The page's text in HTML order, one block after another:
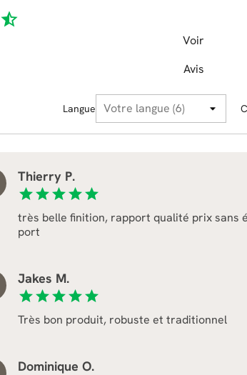
star_half
Voir
Avis
Langue
Thierry P.
starstarstarstarstar
très belle finition, rapport qualité prix sans
port
Jakes M.
starstarstarstarstar
Très bon produit, robuste et traditionnel
Dominique O.